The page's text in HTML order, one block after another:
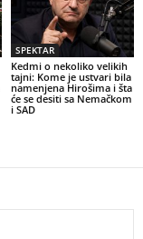
SPEKTAR
Kedmi o nekoliko velikih
tajni: Kome je ustvari bila
namenjena Hirošima i šta
će se desiti sa Nemačkom
i SAD